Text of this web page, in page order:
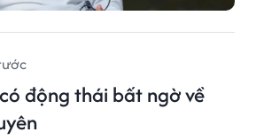
động thái bất ngờ về